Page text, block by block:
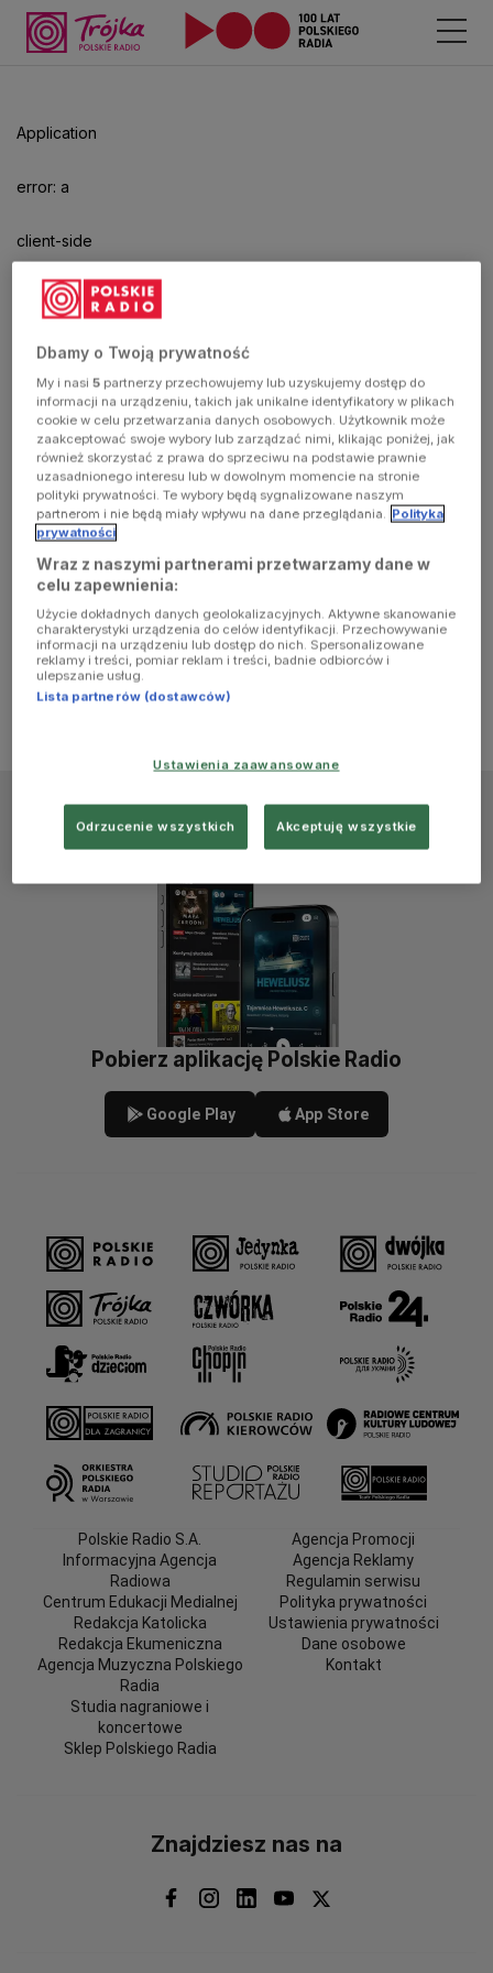
Application
error: a
client-side
exception
has
occurred
(see the
browser
console for
more
information)
Pobierz aplikację Polskie Radio
Google Play App Store
Polskie Radio S.A.
Informacyjna Agencja
Radiowa
Centrum Edukacji Medialnej
Redakcja Katolicka
Redakcja Ekumeniczna
Agencja Muzyczna Polskiego
Radia
Studia nagraniowe i
koncertowe
Sklep Polskiego Radia
Agencja Promocji
Agencja Reklamy
Regulamin serwisu
Polityka prywatności
Ustawienia prywatności
Dane osobowe
Kontakt
Znajdziesz nas na
Dbamy o Twoją prywatność
My i nasi5 partnerzy przechowujemy lub uzyskujemy dostęp do
informacji na urządzeniu, takich jak unikalne identyfikatory w plikach
cookie w celu przetwarzania danych osobowych. Użytkownik może
zaakceptować swoje wybory lub zarządzać nimi, klikając poniżej, jak
również skorzystać z prawa do sprzeciwu na podstawie prawnie
uzasadnionego interesu lub w dowolnym momencie na stronie
polityki prywatności. Te wybory będą sygnalizowane naszym
partnerom i nie będą miały wpływu na dane przeglądania. Polityka
prywatności
Wraz z naszymi partnerami przetwarzamy dane w
celu zapewnienia:
Użycie dokładnych danych geolokalizacyjnych. Aktywne skanowanie
charakterystyki urządzenia do celów identyfikacji. Przechowywanie
informacji na urządzeniu lub dostęp do nich. Spersonalizowane
reklamy i treści, pomiar reklam i treści, badnie odbiorców i
ulepszanie usług.
Lista partnerów (dostawców)
Ustawienia zaawansowane
Odrzucenie wszystkich Akceptuję wszystkie